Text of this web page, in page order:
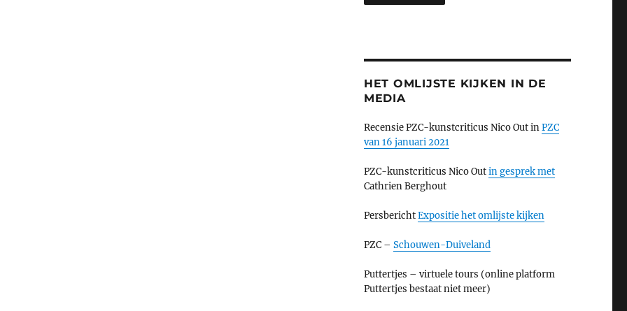
HET OMLIJSTE KIJKEN IN DE
MEDIA
Recensie PZC-kunstcriticus Nico Out inPZC
van 16 januari 2021
PZC-kunstcriticus Nico Outin gesprek met
Cathrien Berghout
PersberichtExpositie het omlijste kijken
PZC – Schouwen-Duiveland
Puttertjes – virtuele tours (online platform
Puttertjes bestaat niet meer)